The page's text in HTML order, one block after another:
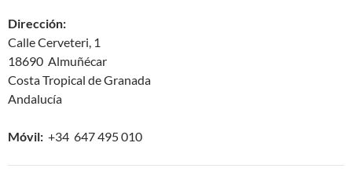
Dirección:
Calle Cerveteri, 1
18690 Almuñécar
Costa Tropical de Granada
Andalucía
Móvil: +34 647 495 010